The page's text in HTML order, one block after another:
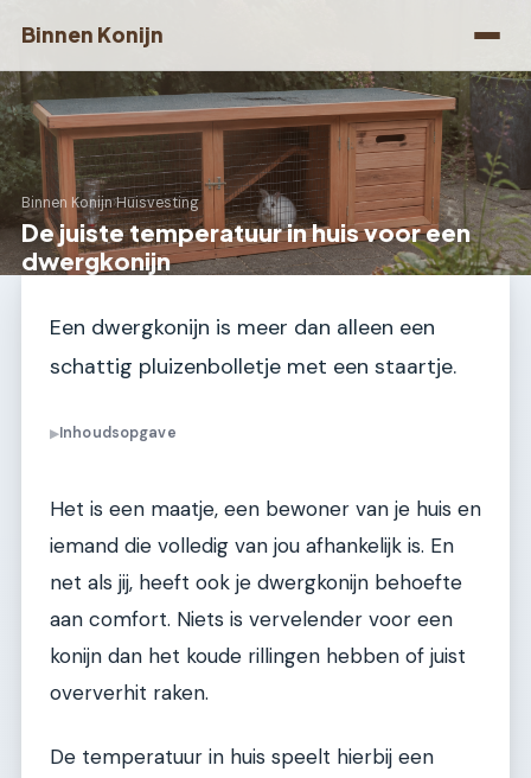
Binnen Konijn
Binnen Konijn›Huisvesting
De juiste temperatuur in huis voor een
dwergkonijn
Een dwergkonijn is meer dan alleen een
schattig pluizenbolletje met een staartje.
▶Inhoudsopgave
Het is een maatje, een bewoner van je huis en
iemand die volledig van jou afhankelijk is. En
net als jij, heeft ook je dwergkonijn behoefte
aan comfort. Niets is vervelender voor een
konijn dan het koude rillingen hebben of juist
oververhit raken.
De temperatuur in huis speelt hierbij een